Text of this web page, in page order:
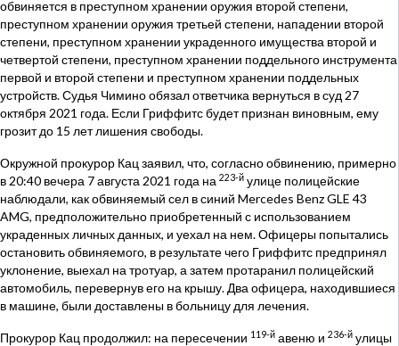
обвиняется в преступном хранении оружия второй степени,
преступном хранении оружия третьей степени, нападении второй
степени, преступном хранении украденного имущества второй и
четвертой степени, преступном хранении поддельного инструмента
первой и второй степени и преступном хранении поддельных
устройств. Судья Чимино обязал ответчика вернуться в суд 27
октября 2021 года. Если Гриффитс будет признан виновным, ему
грозит до 15 лет лишения свободы.
Окружной прокурор Кац заявил, что, согласно обвинению, примерно
в 20:40 вечера 7 августа 2021 года на 223-й улице полицейские
наблюдали, как обвиняемый сел в синий Mercedes Benz GLE 43
AMG, предположительно приобретенный с использованием
украденных личных данных, и уехал на нем. Офицеры попытались
остановить обвиняемого, в результате чего Гриффитс предпринял
уклонение, выехал на тротуар, а затем протаранил полицейский
автомобиль, перевернув его на крышу. Два офицера, находившиеся
в машине, были доставлены в больницу для лечения.
Прокурор Кац продолжил: на пересечении 119-й авеню и 236-й улицы